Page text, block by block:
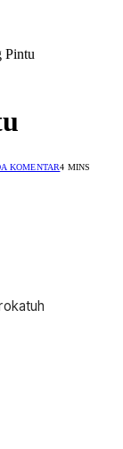
Pintu
KOMENTAR4 MINS